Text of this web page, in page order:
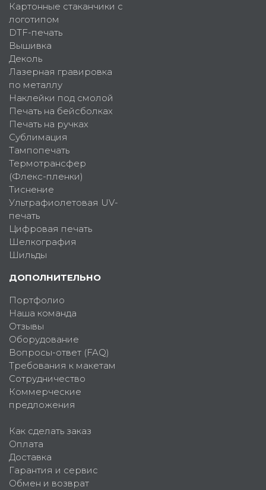
Картонные стаканчики с
логотипом
DTF-печать
Вышивка
Деколь
Лазерная гравировка
по металлу
Наклейки под смолой
Печать на бейсболках
Печать на ручках
Сублимация
Тампопечать
Термотрансфер
(Флекс-пленки)
Тиснение
Ультрафиолетовая UV-
печать
Цифровая печать
Шелкография
Шильды
ДОПОЛНИТЕЛЬНО
Портфолио
Наша команда
Отзывы
Оборудование
Вопросы-ответ (FAQ)
Требования к макетам
Сотрудничество
Коммерческие
предложения
Как сделать заказ
Оплата
Доставка
Гарантия и сервис
Обмен и возврат